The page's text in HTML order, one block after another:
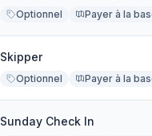
Optionnel Payer à la
Skipper
Optionnel Payer à la
Sunday Check In